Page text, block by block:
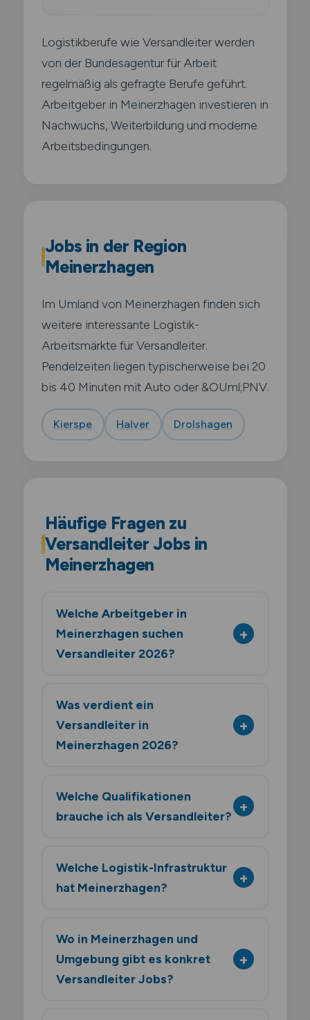
Logistikberufe wie Versandleiter werden
von der Bundesagentur für Arbeit
regelmäßig als gefragte Berufe geführt.
Arbeitgeber in Meinerzhagen investieren in
Nachwuchs, Weiterbildung und moderne
Arbeitsbedingungen.
Jobs in der Region
Meinerzhagen
Im Umland von Meinerzhagen finden sich
weitere interessante Logistik-
Arbeitsmärkte für Versandleiter.
Pendelzeiten liegen typischerweise bei 20
bis 40 Minuten mit Auto oder &OUml;PNV.
Kierspe Halver Drolshagen
Häufige Fragen zu
Versandleiter Jobs in
Meinerzhagen
Welche Arbeitgeber in
Meinerzhagen suchen
Versandleiter 2026?
Was verdient ein
Versandleiter in
Meinerzhagen 2026?
Welche Qualifikationen
brauche ich als Versandleiter?
Welche Logistik-Infrastruktur
hat Meinerzhagen?
Wo in Meinerzhagen und
Umgebung gibt es konkret
Versandleiter Jobs?